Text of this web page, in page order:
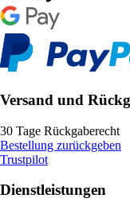
Versand und
30 Tage Rückgaberecht
Bestellung zurückgeben
Trustpilot
Dienstleistungen